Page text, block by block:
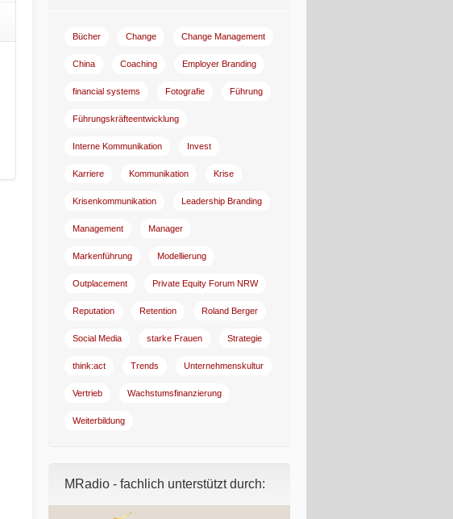
Bücher Change Change Management
China Coaching Employer Branding
financial systems Fotografie Führung
Führungskräfteentwicklung
Interne Kommunikation Invest
Karriere Kommunikation Krise
Krisenkommunikation Leadership Branding
Management Manager
Markenführung Modellierung
Outplacement Private Equity Forum NRW
Reputation Retention Roland Berger
Social Media starke Frauen Strategie
think:act Trends Unternehmenskultur
Vertrieb Wachstumsfinanzierung
Weiterbildung
MRadio - fachlich unterstützt durch: